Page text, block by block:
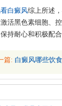
白癜风综上所述
活黑色素细胞、
持耐心和积极配
篇: 白癜风哪些饮